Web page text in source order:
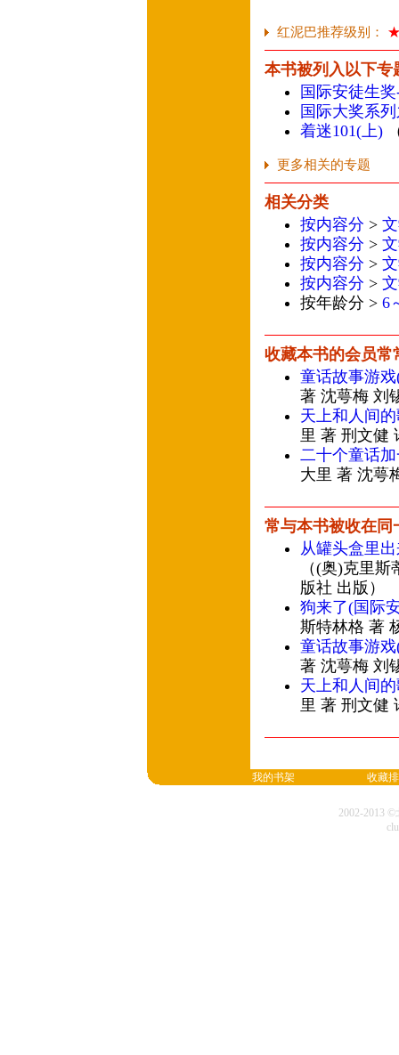
红泥巴推荐级别：
本书被列入以下专
国际安徒生
国际大奖系
着迷101(上)
更多相关的专题
相关分类
按内容分 >
按内容分 >
按内容分 >
按内容分 >
按年龄分 > 6
收藏本书的会员常
童话故事游
著 沈萼梅 刘
天上和人间
里 著 刑文健
二十个童话
大里 著 沈萼
常与本书被收在同
从罐头盒里
（(奥)克里
版社 出版）
狗来了(国际
斯特林格 著
童话故事游
著 沈萼梅 刘
天上和人间
里 著 刑文健
我的书架 收藏
2002-2013